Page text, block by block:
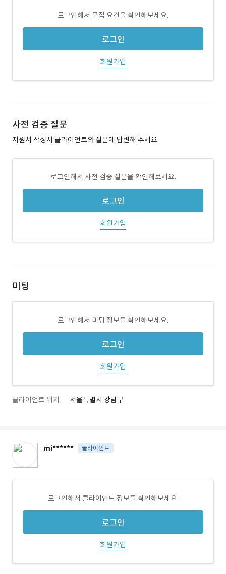
로그인해서 모집 요건을 확인해보세요.
로그인
회원가입
사전 검증 질문
지원서 작성시 클라이언트의 질문에 답변해 주세요.
로그인해서 사전 검증 질문을 확인해보세요.
로그인
회원가입
미팅
로그인해서 미팅 정보를 확인해보세요.
로그인
회원가입
클라이언트 위치 서울특별시 강남구
mi****** 클라이언트
로그인해서 클라이언트 정보를 확인해보세요.
로그인
회원가입